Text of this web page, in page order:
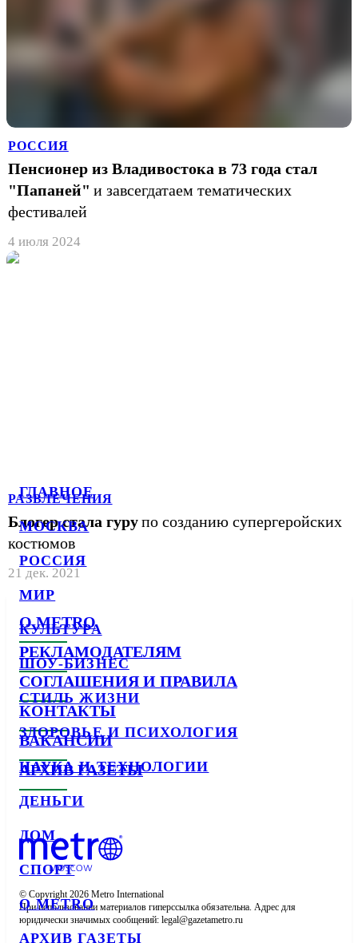
ГЛАВНОЕ
МОСКВА
РОССИЯ
МИР
КУЛЬТУРА
ШОУ-БИЗНЕС
СТИЛЬ ЖИЗНИ
ЗДОРОВЬЕ И ПСИХОЛОГИЯ
НАУКА И ТЕХНОЛОГИИ
ДЕНЬГИ
ДОМ
СПОРТ
О METRO
АРХИВ ГАЗЕТЫ
РОССИЯ
Пенсионер из Владивостока в 73 года стал
"Папаней" и завсегдатаем тематических
фестивалей
4 июля 2024
РАЗВЛЕЧЕНИЯ
Блогер стала гурупо созданию супергеройских
костюмов
21 дек. 2021
О METRO
РЕКЛАМОДАТЕЛЯМ
СОГЛАШЕНИЯ И ПРАВИЛА
КОНТАКТЫ
ВАКАНСИИ
АРХИВ ГАЗЕТЫ
© Copyright 2026 Metro International
При использовании материалов гиперссылка обязательна. Адрес для
юридически значимых сообщений: